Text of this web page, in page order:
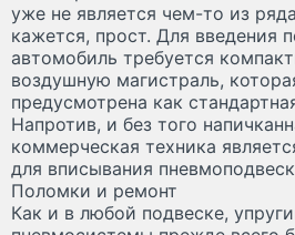
уже не является чем-то из
кажется, прост. Для введения
автомобиль требуется
воздушную магистраль,
предусмотрена как
Напротив, и без того
коммерческая техника
для вписывания
Поломки и ремонт
Как и в любой подвеске,